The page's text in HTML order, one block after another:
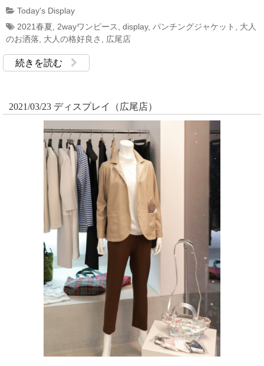
Today's Display
2021春夏
2wayワンピース display, パンチングジャケット
大人
のお洒落
大人の格好良さ 広尾店
続きを読む
2021/03/23 ディスプレイ（広尾店）